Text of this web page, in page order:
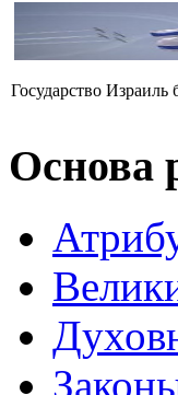
Государство
Основа